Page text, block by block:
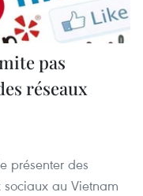
pas
réseaux
présenter des
au Vietnam